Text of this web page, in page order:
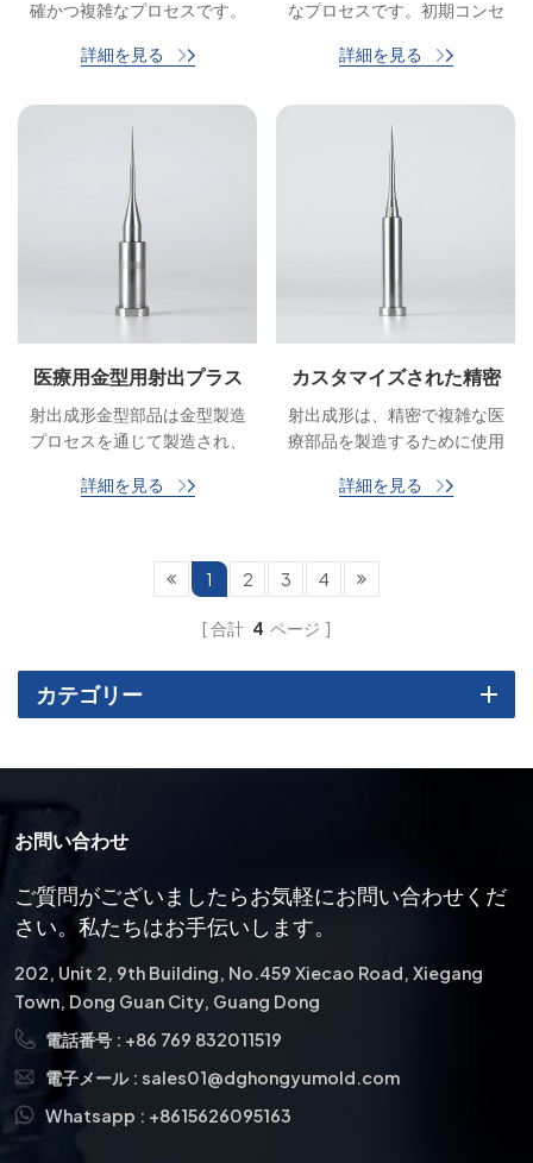
確かつ複雑なプロセスです。
機による最終生産に至るま
率を確保する上で重要な役割
を果たします。
詳細を見る
なプロセスです。初期コンセ
終生産に至るまで、金型製造
上で重要な役割を果たしま
す。
詳細を見る
医療用金型用射出プラス
チック金型部品コアピン
射出成形金型部品は金型製造
プロセスを通じて製造され、
を満たすように設計されてい
詳細を見る
カスタマイズされた精密
プラスチック金型射出コ
アピン
射出成形は、精密で複雑な医
療部品を製造するために使用
度な製造技術を採用すること
部品を生産できます。
詳細を見る
1 2 3 4
合計 4 ページ
カテゴリー
お問い合わせ
ご質問がございましたらお気軽にお問い合わせくだ
さい。私たちはお手伝いします。
202, Unit 2, 9th Building, No.459 Xiecao Road, Xiegang
Town, Dong Guan City, Guang Dong
電話番号 : +86 769 832011519
電子メール : sales01@dghongyumold.com
Whatsapp : +8615626095163